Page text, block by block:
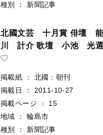
種別
： 新聞記事
北國文芸 十月賞 俳壇
川 計介 歌壇 小池
掲載紙 ：
北國：朝刊
掲載日
：
2011-10-27
掲載ページ
：
15
地域
：
輪島市
種別
： 新聞記事